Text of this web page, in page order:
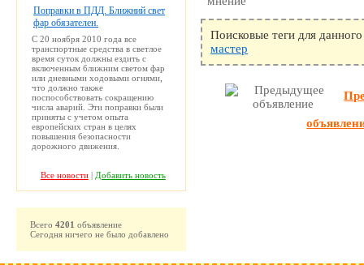
Поисковые теги для
мастер
Поправки в ПДД. Ближний свет
фар обязателен.
С 20 ноября 2010 года все
транспортные средства в светлое
время суток должны ездить с
включенным ближним светом фар
или дневными ходовыми огнями,
что должно также
поспособствовать сокращению
числа аварий. Эти поправки были
приняты с учетом опыта
европейских стран в целях
повышения безопасности
дорожного движения.
Все новости| Добавить новость
Всего 4201 объявление
Сегодня ничего не было добавлено